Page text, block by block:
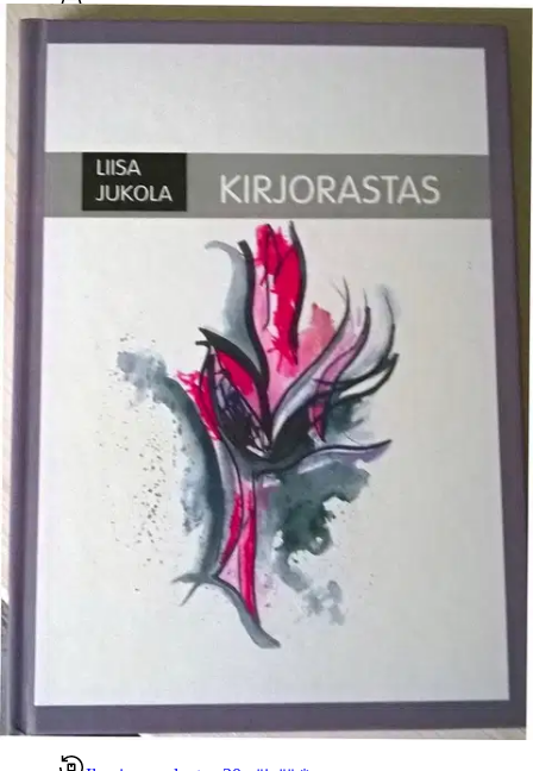
Ei saatavilla
Kirjorastas -runokirjan runot kertovat lapsista, luonnosta ja surusta.
Kirjoittaja oli kuusivuotias, kun hänen äitinsä kuoli. Tämä kirja on
nuorena kuolleen äidin muistolle kirjoitettu.
Ominaisuudet
Oletko tyytyväinen tuotetietoihin?
Anna palautetta